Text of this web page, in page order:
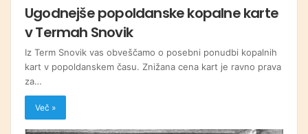
Ugodnejše popoldanske kopalne karte
v Termah Snovik
Iz Term Snovik vas obveščamo o posebni ponudbi kopalnih
kart v popoldanskem času. Znižana cena kart je ravno prava
za…
Več »